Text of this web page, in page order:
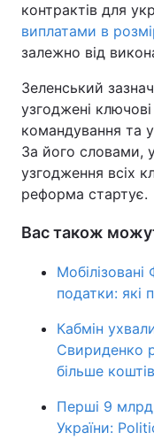
контрактів для
виплатами в
залежно від
Зеленський
узгоджені
командування та
За його словами,
узгодження всіх
реформа стартує.
Вас також
податки: які
Кабмін
Свириденко
більше коштів
Перші 9
України: